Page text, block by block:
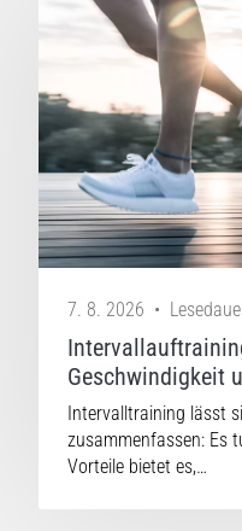
7. 8. 2026 •
Geschwindigkeit
Intervalltraining lässt
zusammenfassen: Es
Vorteile bietet es,…